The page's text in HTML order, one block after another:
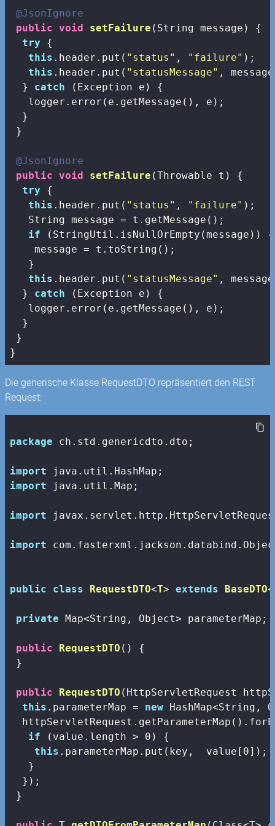
@JsonIgnore
public void setFailure (String message)
{
try {
this .header.put( "status" , "failure" );
this .header.put( "statusMessage" ,
  }
catch (Exception e) {
   logger.error(e.getMessage(), e);
  }
}
@JsonIgnore
public void setFailure (Throwable t)
{
try {
this .header.put( "status" , "failure" );
   String message = t.getMessage();
if (StringUtil.isNullOrEmpty(message)) {
    message = t.toString();
   }
this .header.put( "statusMessage" ,
  }
catch (Exception e) {
   logger.error(e.getMessage(), e);
  }
}
}
Die generische Klasse RequestDTO repräsentiert den REST
Request:
package ch.std.genericdto.dto;
import
import java.util.Map;
import
import
public class RequestDTO<T> extends BaseDTO<
private Map<String, Object> parameterMap;
public RequestDTO ()
{
}
public RequestDTO (HttpServletRequest
this .parameterMap = new HashMap<String,
if (value.length > 0 ) {
this .parameterMap.put(key,  value[ 0
   }
  });
}